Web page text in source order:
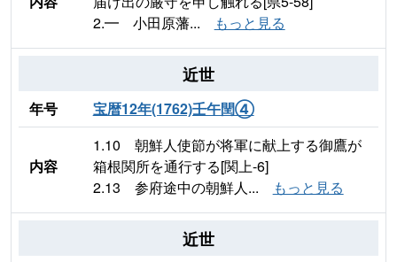
2.━ 小田原藩...
もっと見る
近世
年号 宝暦12年(1762)壬午閏④
内容
1.10 朝鮮人使節が将軍に献上する御鷹が
箱根関所を通行する[関上-6]
2.13 参府途中の朝鮮人...
もっと見る
近世